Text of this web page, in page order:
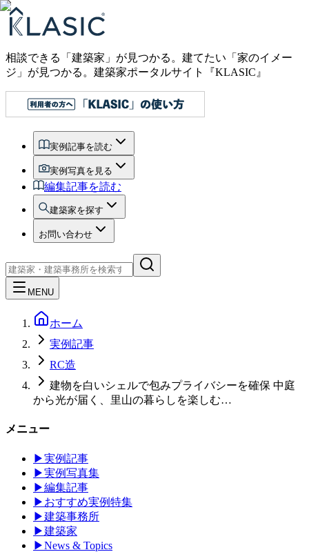
相談できる「建築家」が見つかる。建てたい「家のイメー
ジ」が見つかる。 建築家ポータルサイト『KLASIC』
実例記事を読む
実例写真を見る
編集記事を読む
建築家を探す
お問い合わせ
MENU
ホーム
実例記事
RC造
建物を白いシェルで包みプライバシーを確保 中庭
から光が届く、里山の暮らしを楽しむ…
メニュー
▶実例記事
▶実例写真集
▶編集記事
▶ おすすめ実例特集
▶建築事務所
▶建築家
▶News & Topics